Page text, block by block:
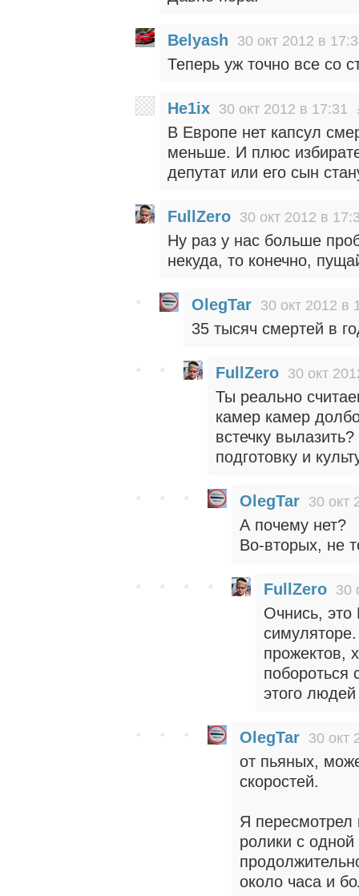
Belyash 30 окт 2012 в
Теперь уж точно все со
He1ix 30 окт 2012 в 17:31
В Европе нет капсул
меньше. И плюс
депутат или его сын
FullZero 30 окт 2012 в
Ну раз у нас больше
некуда, то конечно,
OlegTar 30 окт 2012 в
35 тысяч смертей в
FullZero 30 окт
Ты реально
камер камер
встечку
подготовку и
OlegTar 30 окт
А почему нет?
Во-вторых, не
FullZero 30
Очнись, это
прожектов,
побороться
этого
OlegTar 30 окт
от пьяных,
скоростей.
Я пересмотрел
ролики с
около часа и